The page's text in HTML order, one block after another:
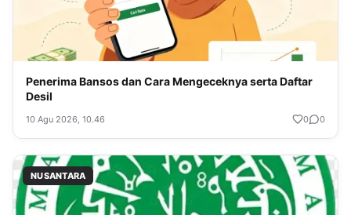
Penerima Bansos dan Cara Mengeceknya serta Daftar
Desil
10 Agu 2026, 10.46 0 0
NUSANTARA